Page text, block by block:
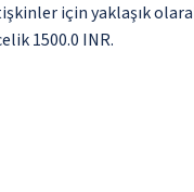
için yaklaşık
1500.0 INR.